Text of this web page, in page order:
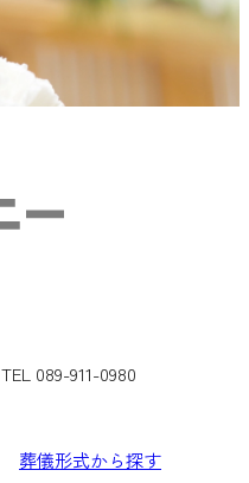
TEL 089-911-0980
葬儀形式から探す